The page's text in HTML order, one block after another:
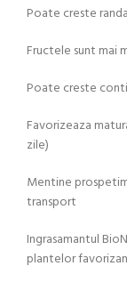
Poate creste
Fructele sunt mai
Poate creste
Favorizeaza
zile)
Mentine
transport
Ingrasamantul
plantelor